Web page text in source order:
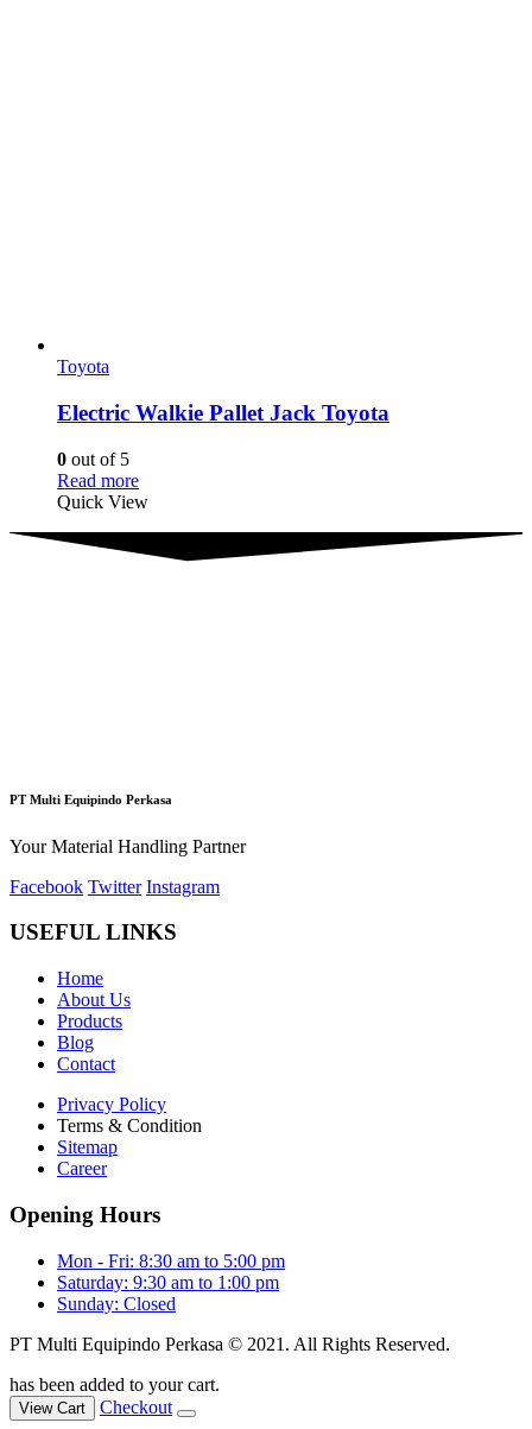
Toyota
Electric Walkie Pallet Jack Toyota
0 out of 5
Read more
Quick View
PT Multi Equipindo Perkasa
Your Material Handling Partner
Facebook Twitter Instagram
USEFUL LINKS
Home
About Us
Products
Blog
Contact
Privacy Policy
Terms & Condition
Sitemap
Career
Opening Hours
Mon - Fri: 8:30 am to 5:00 pm
Saturday: 9:30 am to 1:00 pm
Sunday: Closed
PT Multi Equipindo Perkasa © 2021. All Rights Reserved.
has been added to your cart.
View Cart Checkout